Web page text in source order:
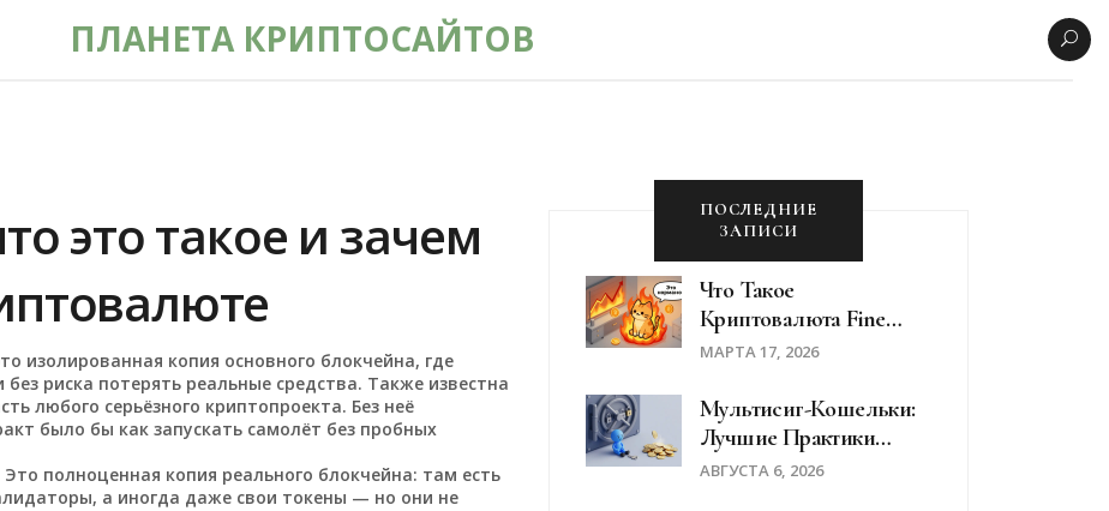
ПЛАНЕТА КРИПТОСАЙТОВ
это такое и зачем
изолированная копия основного блокчейна, где
риска потерять реальные средства. Также известна
любого серьёзного криптопроекта. Без неё
было бы как запускать самолёт без пробных
полноценная копия реального блокчейна: там есть
а иногда даже свои токены — но они не
ПОСЛЕДНИЕ
ЗАПИСИ
Что Такое
Криптовалюта Fine
(FINE): Мем-Монета С
Ликвидностью
МАРТА 17, 2026
Мультисиг-Кошельки:
Лучшие Практики
Безопасности Для
АВГУСТА 6, 2026